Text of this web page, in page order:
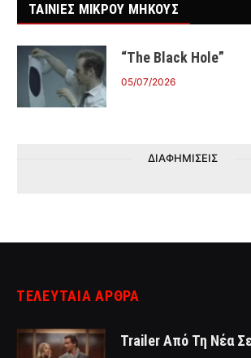
ΤΑΙΝΙΕΣ ΜΙΚΡΟΥ ΜΗΚΟΥΣ
“The Black Hole”
05/07/2026
ΔΙΑΦΗΜΙΣΕΙΣ
ΤΕΛΕΥΤΑΙΑ ΑΡΘΡΑ
Trailer Από Τη Νέα